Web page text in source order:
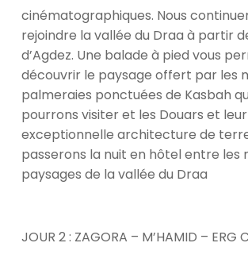
cinématographiques. Nous
rejoindre la vallée du Draa à partir
d’Agdez. Une balade à pied vous
découvrir le paysage offert par les
palmeraies ponctuées de Kasbah
pourrons visiter et les Douars et leur
exceptionnelle architecture de
passerons la nuit en hôtel entre les
paysages de la vallée du Draa
JOUR 2 : ZAGORA – M’HAMID – ERG